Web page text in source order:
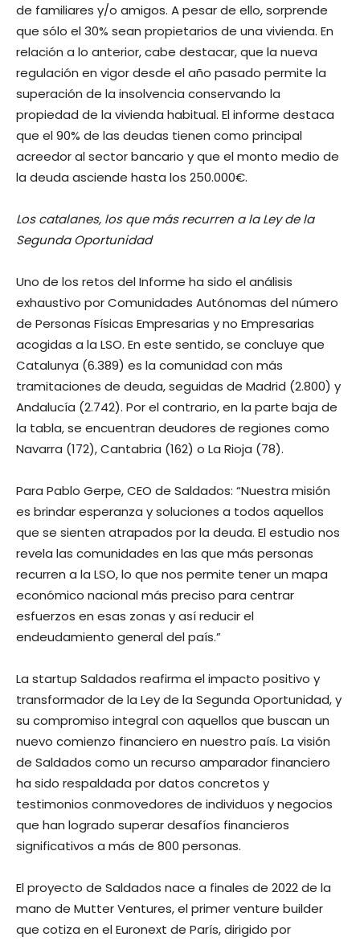
de familiares y/o amigos. A pesar de ello, sorprende
que sólo el 30% sean propietarios de una vivienda. En
relación a lo anterior, cabe destacar, que la nueva
regulación en vigor desde el año pasado permite la
superación de la insolvencia conservando la
propiedad de la vivienda habitual. El informe destaca
que el 90% de las deudas tienen como principal
acreedor al sector bancario y que el monto medio de
la deuda asciende hasta los 250.000€.
Los catalanes, los que más recurren a la Ley de la
Segunda Oportunidad
Uno de los retos del Informe ha sido el análisis
exhaustivo por Comunidades Autónomas del número
de Personas Físicas Empresarias y no Empresarias
acogidas a la LSO. En este sentido, se concluye que
Catalunya (6.389) es la comunidad con más
tramitaciones de deuda, seguidas de Madrid (2.800) y
Andalucía (2.742). Por el contrario, en la parte baja de
la tabla, se encuentran deudores de regiones como
Navarra (172), Cantabria (162) o La Rioja (78).
Para Pablo Gerpe, CEO de Saldados: “Nuestra misión
es brindar esperanza y soluciones a todos aquellos
que se sienten atrapados por la deuda. El estudio nos
revela las comunidades en las que más personas
recurren a la LSO, lo que nos permite tener un mapa
económico nacional más preciso para centrar
esfuerzos en esas zonas y así reducir el
endeudamiento general del país.”
La startup Saldados reafirma el impacto positivo y
transformador de la Ley de la Segunda Oportunidad, y
su compromiso integral con aquellos que buscan un
nuevo comienzo financiero en nuestro país. La visión
de Saldados como un recurso amparador financiero
ha sido respaldada por datos concretos y
testimonios conmovedores de individuos y negocios
que han logrado superar desafíos financieros
significativos a más de 800 personas.
El proyecto de Saldados nace a finales de 2022 de la
mano de Mutter Ventures, el primer venture builder
que cotiza en el Euronext de París, dirigido por